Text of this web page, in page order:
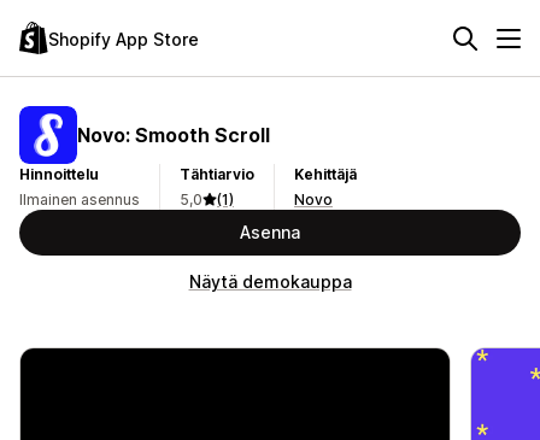
Shopify App Store
Novo: Smooth Scroll
Hinnoittelu
Ilmainen asennus
Tähtiarvio
5,0
(1)
Kehittäjä
Novo
Asenna
Näytä demokauppa